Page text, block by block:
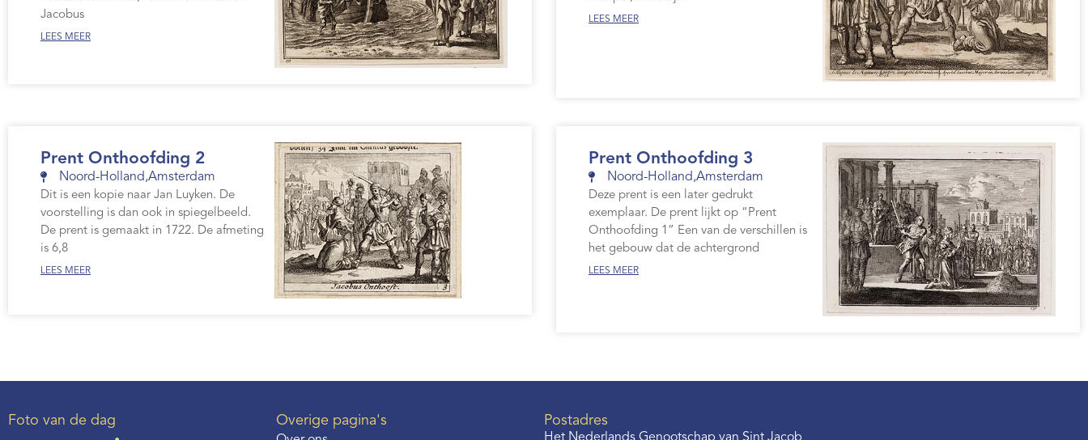
Jacobus
LEES MEER
LEES MEER
Prent Onthoofding 2
Noord-Holland,Amsterdam
Dit is een kopie naar Jan Luyken. De
voorstelling is dan ook in spiegelbeeld.
De prent is gemaakt in 1722. De afmeting
is 6,8
LEES MEER
Prent Onthoofding 3
Noord-Holland,Amsterdam
Deze prent is een later gedrukt
exemplaar. De prent lijkt op “Prent
Onthoofding 1” Een van de verschillen is
het gebouw dat de achtergrond
LEES MEER
Foto van de dag Overige pagina's Postadres